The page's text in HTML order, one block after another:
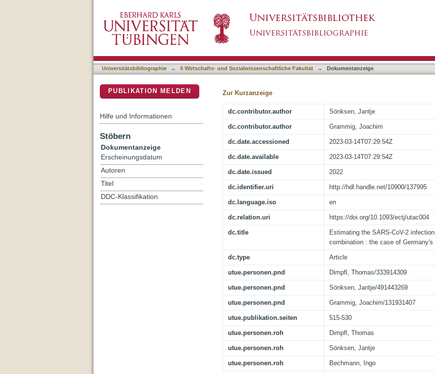
Estimating the SARS-CoV-2 infection fatality rate by data combination :
wave
Universitätsbibliographie → 6 Wirtschafts- und Sozialwissenschaftliche Fakultät → Dokumentanzeige
Zur Kurzanzeige
dc.contributor.author Sönksen, Jantje
dc.contributor.author Grammig, Joachim
dc.date.accessioned 2023-03-14T07:29:54Z
dc.date.available 2023-03-14T07:29:54Z
dc.date.issued 2022
dc.identifier.uri http://hdl.handle.net/10900/137995
dc.language.iso en
dc.relation.uri https://doi.org/10.1093/ectj/utac004
dc.title
Estimating the SARS-CoV-2
combination : the case of
dc.type Article
utue.personen.pnd Dimpfl, Thomas/333914309
utue.personen.pnd Sönksen, Jantje/491443269
utue.personen.pnd Grammig, Joachim/131931407
utue.publikation.seiten 515-530
utue.personen.roh Dimpfl, Thomas
utue.personen.roh Sönksen, Jantje
utue.personen.roh Bechmann, Ingo
PUBLIKATION MELDEN
Hilfe und Informationen
Stöbern
Dokumentanzeige
Erscheinungsdatum
Autoren
Titel
DDC-Klassifikation